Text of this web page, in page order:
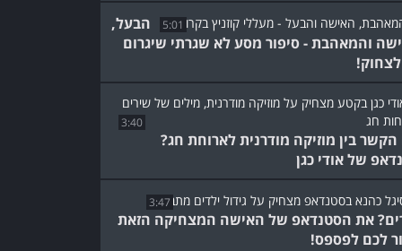
5:01
הבעל,
והמאהבת - סיפור מסע לא שגרתי שיגרום
3:40
בין מוזיקה מודרנית לארוחת חג?
של אודי כגן
3:47
את הסטנדאפ של האישה המצחיקה הזאת
לכם לפספס!